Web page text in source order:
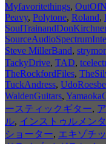
Myfavoritethings,
Peavy, Polytone, Roland,
Steve MillerBand,
TackyDrive, TAD,
TheRockfordFiles,
TuckAndress,
WaldenGuitars,
ースティックギター,
ル, インストゥルメン
ショーター, エキゾチ